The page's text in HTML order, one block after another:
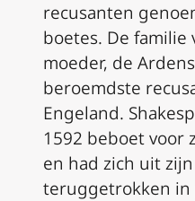
recusanten
boetes. De familie
moeder, de
beroemdste
Engeland.
1592 beboet voor
en had zich uit
teruggetrokken in